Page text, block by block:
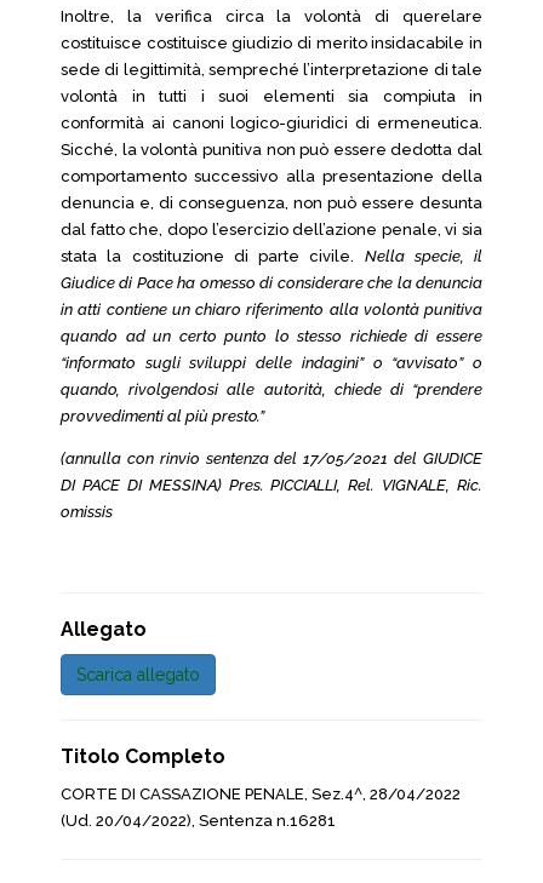
Inoltre, la verifica circa la volontà di querelare
costituisce costituisce giudizio di merito insidacabile in
sede di legittimità, sempreché l’interpretazione di tale
volontà in tutti i suoi elementi sia compiuta in
conformità ai canoni logico-giuridici di ermeneutica.
Sicché, la volontà punitiva non può essere dedotta dal
comportamento successivo alla presentazione della
denuncia e, di conseguenza, non può essere desunta
dal fatto che, dopo l’esercizio dell’azione penale, vi sia
stata la costituzione di parte civile. Nella specie, il
Giudice di Pace ha omesso di considerare che la denuncia
in atti contiene un chiaro riferimento alla volontà punitiva
quando ad un certo punto lo stesso richiede di essere
“informato sugli sviluppi delle indagini” o “avvisato” o
quando, rivolgendosi alle autorità, chiede di “prendere
provvedimenti al più presto.”
(annulla con rinvio sentenza del 17/05/2021 del GIUDICE
DI PACE DI MESSINA) Pres. PICCIALLI, Rel. VIGNALE, Ric.
omissis
Allegato
Scarica allegato
Titolo Completo
CORTE DI CASSAZIONE PENALE, Sez.4^, 28/04/2022
(Ud. 20/04/2022), Sentenza n.16281